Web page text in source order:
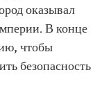
оказывал
В конце
чтобы
безопасность